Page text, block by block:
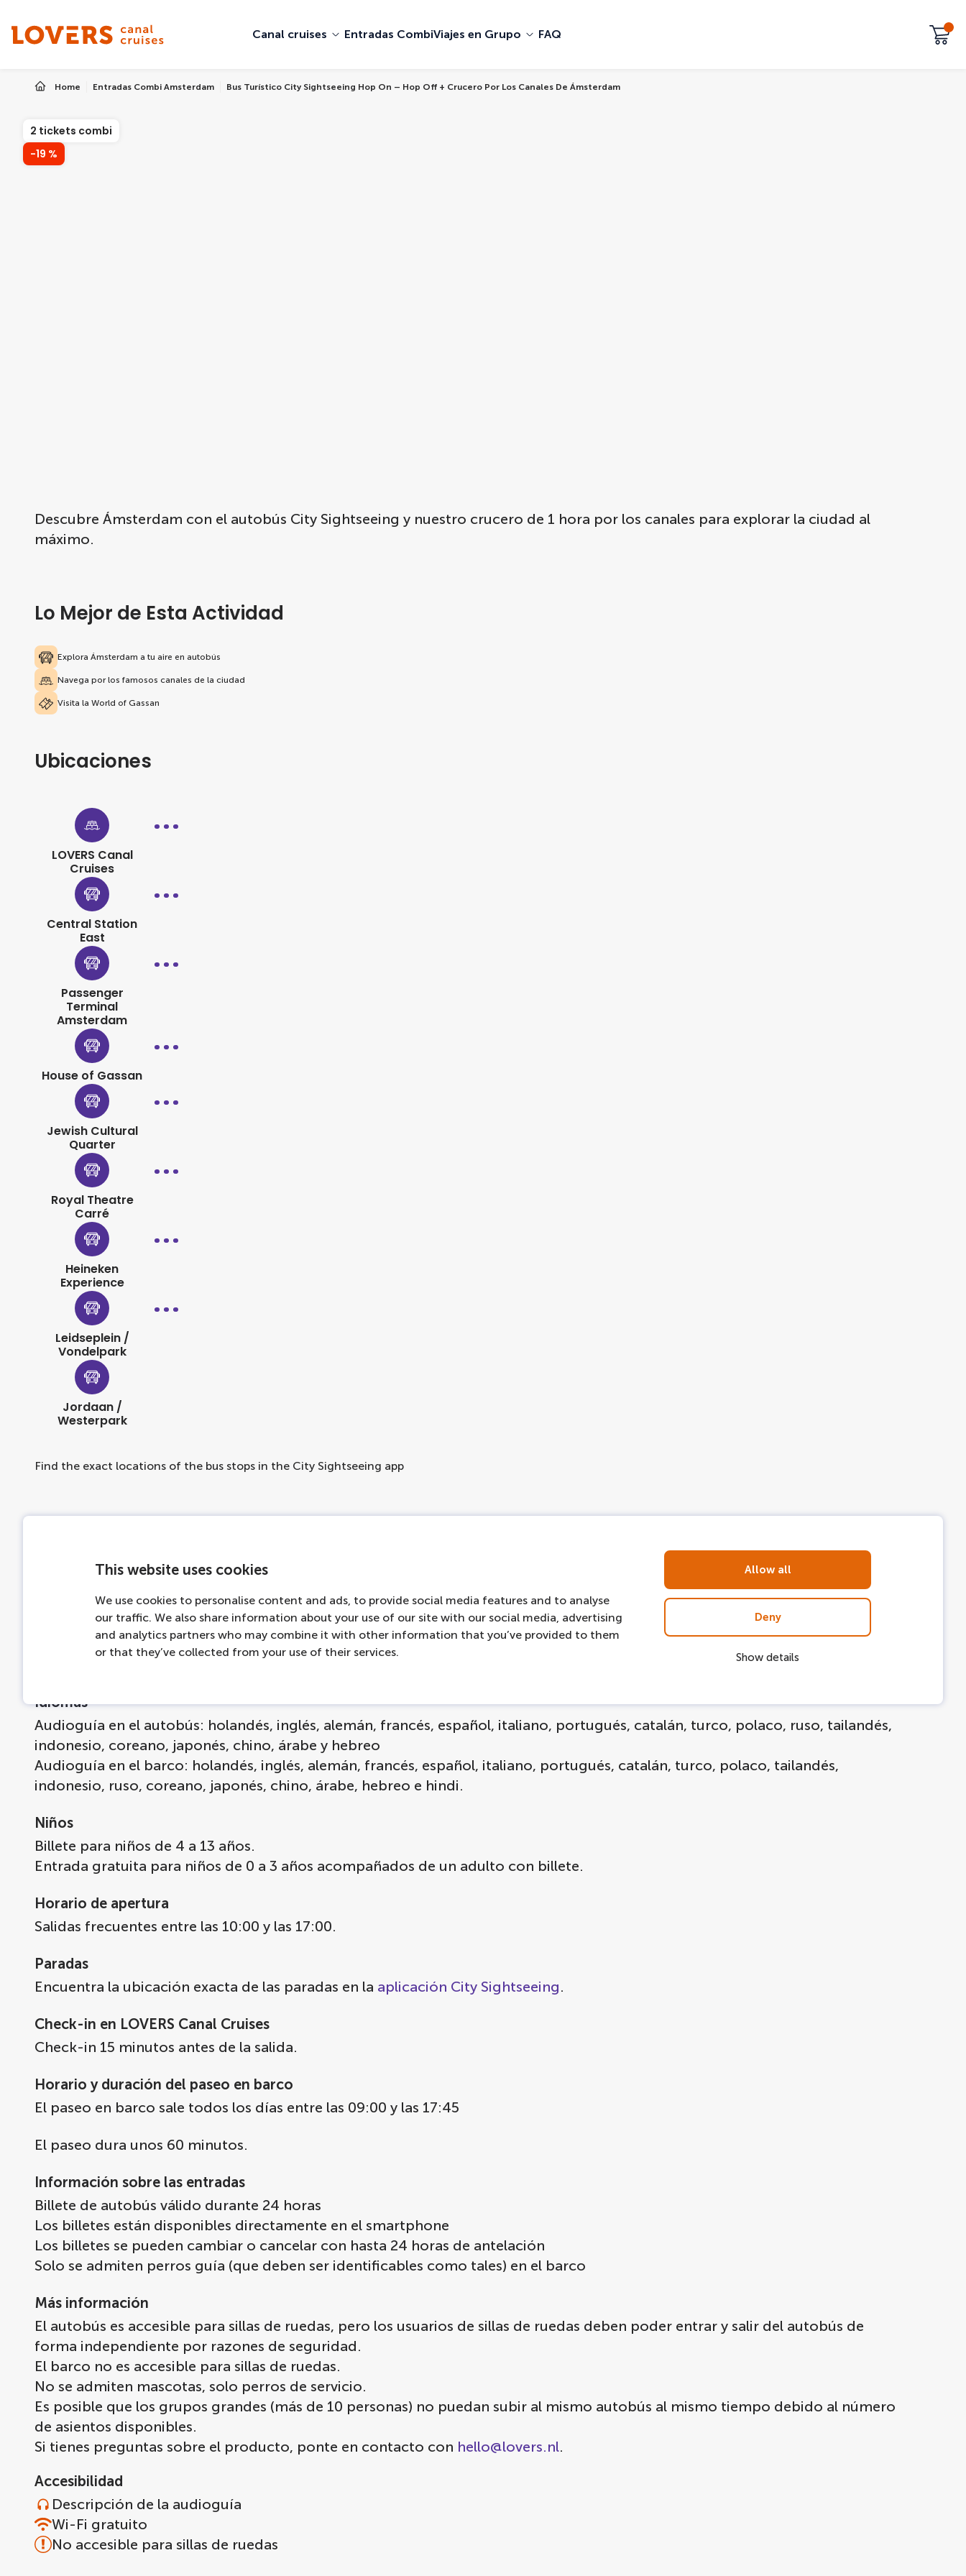
This website uses cookies
We use cookies to personalise content and ads, to provide social media features and to analyse
our traffic. We also share information about your use of our site with our social media, advertising
and analytics partners who may combine it with other information that you’ve provided to them
or that they’ve collected from your use of their services.
Allow all
Deny
Show details
Canal cruises Entradas CombiViajes en Grupo FAQ
Home Entradas Combi Amsterdam Bus Turístico City Sightseeing Hop On – Hop Off + Crucero Por Los Canales De Ámsterdam
2 tickets combi
-19 %
Descubre Ámsterdam con el autobús City Sightseeing y nuestro crucero de 1 hora por los canales para explorar la ciudad al
máximo.
Lo Mejor de Esta Actividad
Explora Ámsterdam a tu aire en autobús
Navega por los famosos canales de la ciudad
Visita la World of Gassan
Ubicaciones
LOVERS Canal
Cruises
Central Station
East
Passenger
Terminal
Amsterdam
House of Gassan
Jewish Cultural
Quarter
Royal Theatre
Carré
Heineken
Experience
Leidseplein /
Vondelpark
Jordaan /
Westerpark
Find the exact locations of the bus stops in the City Sightseeing app
Crucero por los canales LOVERS de 1 hora
24 horas de acceso ilimitado a los autobuses
Audioguía disponible en 18 idiomas
Idiomas
Audioguía en el autobús: holandés, inglés, alemán, francés, español, italiano, portugués, catalán, turco, polaco, ruso, tailandés,
indonesio, coreano, japonés, chino, árabe y hebreo
Audioguía en el barco: holandés, inglés, alemán, francés, español, italiano, portugués, catalán, turco, polaco, tailandés,
indonesio, ruso, coreano, japonés, chino, árabe, hebreo e hindi.
Niños
Billete para niños de 4 a 13 años.
Entrada gratuita para niños de 0 a 3 años acompañados de un adulto con billete.
Horario de apertura
Salidas frecuentes entre las 10:00 y las 17:00.
Paradas
Encuentra la ubicación exacta de las paradas en la aplicación City Sightseeing.
Check-in en LOVERS Canal Cruises
Check-in 15 minutos antes de la salida.
Horario y duración del paseo en barco
El paseo en barco sale todos los días entre las 09:00 y las 17:45
El paseo dura unos 60 minutos.
Información sobre las entradas
Billete de autobús válido durante 24 horas
Los billetes están disponibles directamente en el smartphone
Los billetes se pueden cambiar o cancelar con hasta 24 horas de antelación
Solo se admiten perros guía (que deben ser identificables como tales) en el barco
Más información
El autobús es accesible para sillas de ruedas, pero los usuarios de sillas de ruedas deben poder entrar y salir del autobús de
forma independiente por razones de seguridad.
El barco no es accesible para sillas de ruedas.
No se admiten mascotas, solo perros de servicio.
Es posible que los grupos grandes (más de 10 personas) no puedan subir al mismo autobús al mismo tiempo debido al número
de asientos disponibles.
Si tienes preguntas sobre el producto, ponte en contacto con hello@lovers.nl.
Accesibilidad
Descripción de la audioguía
Wi-Fi gratuito
No accesible para sillas de ruedas